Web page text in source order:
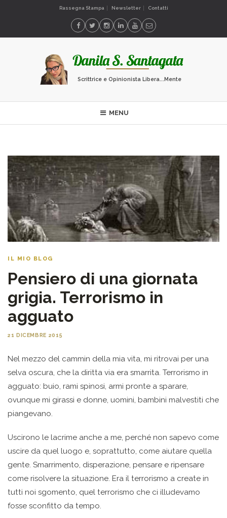
Rassegna Stampa Newsletter Contatti
Scrittrice e Opinionista Libera...Mente
MENU
IL MIO BLOG
Pensiero di una giornata
grigia. Terrorismo in
agguato
21 DICEMBRE 2015
Nel mezzo del cammin della mia vita, mi ritrovai per una
selva oscura, che la diritta via era smarrita. Terrorismo in
agguato: buio, rami spinosi, armi pronte a sparare,
ovunque mi girassi e donne, uomini, bambini malvestiti che
piangevano.
Uscirono le lacrime anche a me, perché non sapevo come
uscire da quel luogo e, soprattutto, come aiutare quella
gente. Smarrimento, disperazione, pensare e ripensare
come risolvere la situazione. Era il terrorismo a create in
tutti noi sgomento, quel terrorismo che ci illudevamo
fosse sconfitto da tempo.